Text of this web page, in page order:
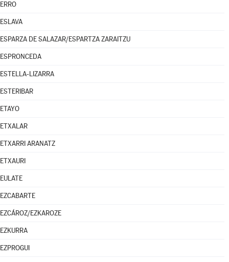
ERRO
ESLAVA
ESPARZA DE SALAZAR/ESPARTZA ZARAITZU
ESPRONCEDA
ESTELLA-LIZARRA
ESTERIBAR
ETAYO
ETXALAR
ETXARRI ARANATZ
ETXAURI
EULATE
EZCABARTE
EZCÁROZ/EZKAROZE
EZKURRA
EZPROGUI